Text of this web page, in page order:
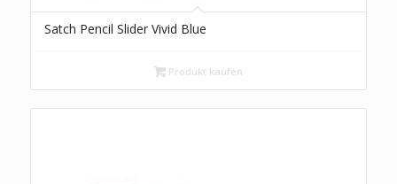
Satch Pencil Slider Vivid Blue
Produkt kaufen